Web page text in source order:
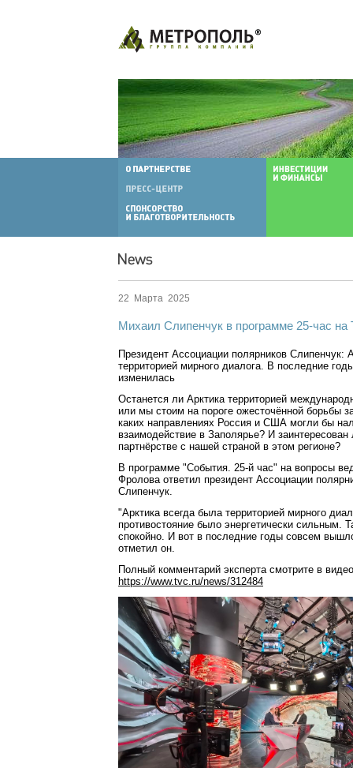
22 Марта 2025
Михаил Слипенчук в программе 25-час на
Президент Ассоциации полярников Слипенчук:
территорией мирного диалога. В последние
изменилась
Останется ли Арктика территорией
или мы стоим на пороге ожесточённой борьбы
каких направлениях Россия и США могли бы
взаимодействие в Заполярье? И заинтересован
партнёрстве с нашей страной в этом регионе?
В программе "События. 25-й час" на вопросы
Фролова ответил президент Ассоциации
Слипенчук.
"Арктика всегда была территорией мирного
противостояние было энергетически сильным.
спокойно. И вот в последние годы совсем
отметил он.
Полный комментарий эксперта смотрите в видео
https://www.tvc.ru/news/312484